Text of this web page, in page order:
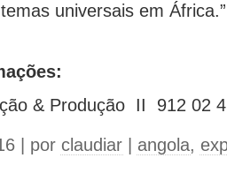
universais em África.”
& Produção II 912 02
| por claudiar angola,